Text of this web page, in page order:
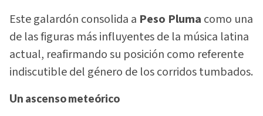
Este galardón consolida a Peso Pluma como una
de las figuras más influyentes de la música latina
actual, reafirmando su posición como referente
indiscutible del género de los corridos tumbados.
Un ascenso meteórico